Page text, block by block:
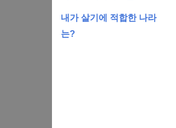
내가 살기에 적합한 나라
는?